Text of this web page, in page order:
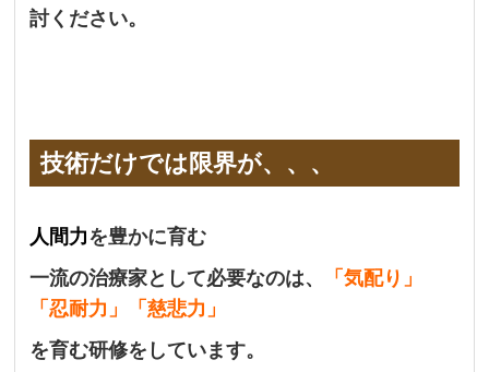
討ください。
技術だけでは限界が、、、
人間力 を豊かに育む
一流の治療家として必要なのは、
「気配り」
「忍耐力」「慈悲力」
を育む研修をしています。